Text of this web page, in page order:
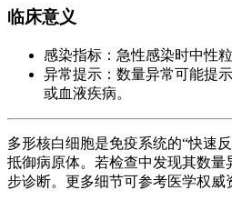
临床意义
感染指标：急性感染时中性
异常提示：数量异常可能提
或血液疾病。
多形核白细胞是免疫系统的“快速
抵御病原体。若检查中发现其数量
步诊断。更多细节可参考医学权威